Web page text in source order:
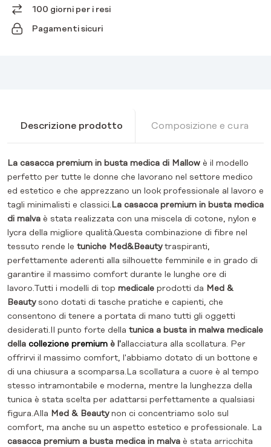
QUANTITÀ100 giorni per i resi
Pagamenti sicuri
Descrizione prodotto Composizione e cura
La casacca premium in busta medica di Mallow è il modello
perfetto per tutte le donne che lavorano nel settore medico
ed estetico e che apprezzano un look professionale al lavoro e
tagli minimalisti e classici. La casacca premium in busta medica
di malva è stata realizzata con una miscela di cotone, nylon e
lycra della migliore qualità.Questa combinazione di fibre nel
tessuto rende le tuniche Med&Beautytraspiranti,
perfettamente aderenti alla silhouette femminile e in grado di
garantire il massimo comfort durante le lunghe ore di
lavoro.Tutti i modelli di top medicale prodotti da Med &
Beautysono dotati di tasche pratiche e capienti, che
consentono di tenere a portata di mano tutti gli oggetti
desiderati.Il punto forte della tunica a busta in malwa medicale
della collezione premium è l'allacciatura alla scollatura. Per
offrirvi il massimo comfort, l'abbiamo dotato di un bottone e
di una chiusura a scomparsa.La scollatura a cuore è al tempo
stesso intramontabile e moderna, mentre la lunghezza della
tunica è stata scelta per adattarsi perfettamente a qualsiasi
figura.Alla Med & Beautynon ci concentriamo solo sul
comfort, ma anche su un aspetto estetico e professionale. La
casacca premium a busta medica in malva è stata arricchita